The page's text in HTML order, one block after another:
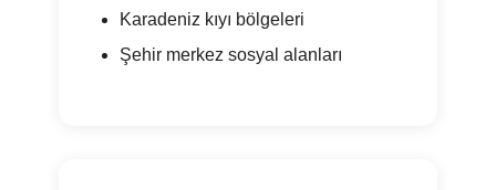
Karadeniz kıyı bölgeleri
Şehir merkez sosyal alanları